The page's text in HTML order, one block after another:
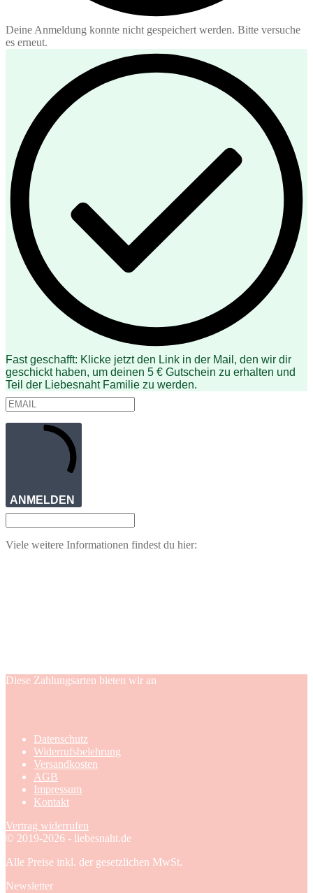
Deine Anmeldung konnte nicht gespeichert werden. Bitte versuche
es erneut.
Fast geschafft: Klicke jetzt den Link in der Mail, den wir dir
geschickt haben, um deinen 5 € Gutschein zu erhalten und
Teil der Liebesnaht Familie zu werden.
ANMELDEN
Viele weitere Informationen findest du hier:
Diese Zahlungsarten bieten wir an
Datenschutz
Widerrufsbelehrung
Versandkosten
AGB
Impressum
Kontakt
Vertrag widerrufen
© 2019-2026 - liebesnaht.de
Alle Preise inkl. der gesetzlichen MwSt.
Newsletter